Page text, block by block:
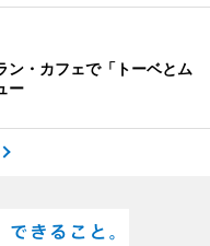
ン・カフェで「トーベとム
ー